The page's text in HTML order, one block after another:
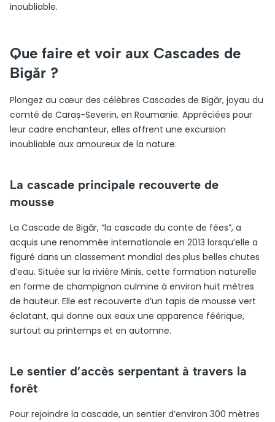
inoubliable.
Que faire et voir aux Cascades de
Bigăr ?
Plongez au cœur des célèbres Cascades de Bigăr, joyau du
comté de Caraș-Severin, en Roumanie. Appréciées pour
leur cadre enchanteur, elles offrent une excursion
inoubliable aux amoureux de la nature.
La cascade principale recouverte de
mousse
La Cascade de Bigăr, “la cascade du conte de fées”, a
acquis une renommée internationale en 2013 lorsqu’elle a
figuré dans un classement mondial des plus belles chutes
d’eau. Située sur la rivière Minis, cette formation naturelle
en forme de champignon culmine à environ huit mètres
de hauteur. Elle est recouverte d’un tapis de mousse vert
éclatant, qui donne aux eaux une apparence féérique,
surtout au printemps et en automne.
Le sentier d’accès serpentant à travers la
forêt
Pour rejoindre la cascade, un sentier d’environ 300 mètres